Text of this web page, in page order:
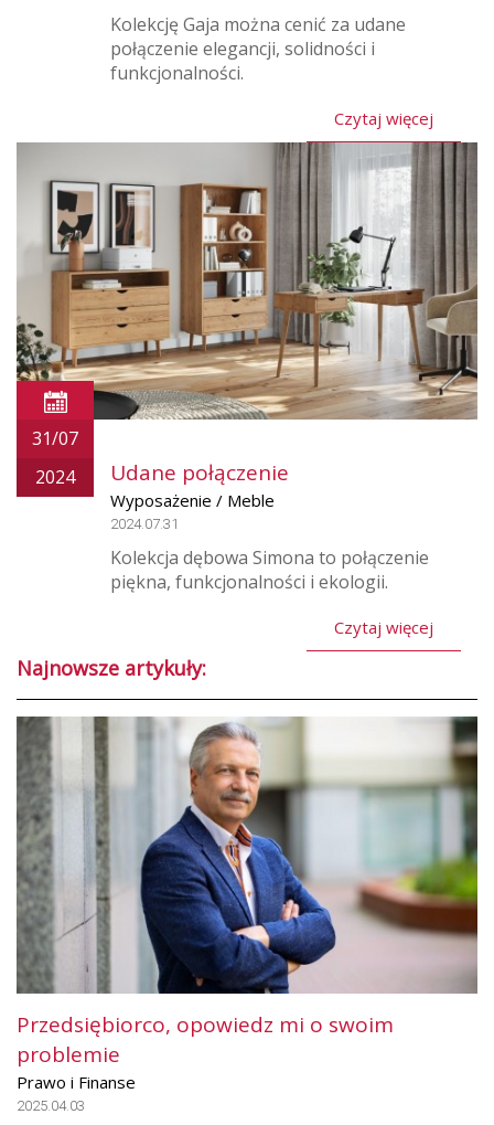
Kolekcję Gaja można cenić za udane
połączenie elegancji, solidności i
funkcjonalności.
Czytaj więcej
31/07
2024
Udane połączenie
Wyposażenie / Meble
2024.07.31
Kolekcja dębowa Simona to połączenie
piękna, funkcjonalności i ekologii.
Czytaj więcej
Najnowsze artykuły:
Przedsiębiorco, opowiedz mi o swoim
problemie
Prawo i Finanse
2025.04.03